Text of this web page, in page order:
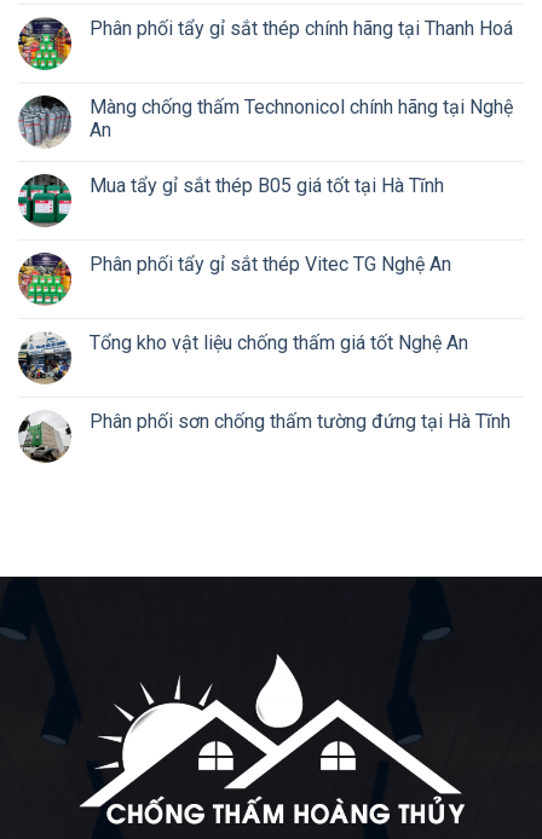
Phân phối tẩy gỉ sắt thép chính hãng tại Thanh Hoá
Màng chống thấm Technonicol chính hãng tại Nghệ
An
Mua tẩy gỉ sắt thép B05 giá tốt tại Hà Tĩnh
Phân phối tẩy gỉ sắt thép Vitec TG Nghệ An
Tổng kho vật liệu chống thấm giá tốt Nghệ An
Phân phối sơn chống thấm tường đứng tại Hà Tĩnh